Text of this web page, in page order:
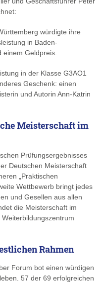
würdigte ihre
in Baden-
Geldpreis.
in der Klasse G3AO1
Geschenk: einen
und Autorin Ann-Katrin
Meisterschaft im
Prüfungsergebnisses
Deutschen Meisterschaft
„Praktischen
Wettbewerb bringt jedes
und Gesellen aus allen
die Meisterschaft im
Rahmen
Forum bot einen würdigen
57 der 69 erfolgreichen